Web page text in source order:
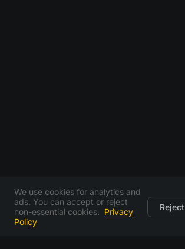
We use cookies for analytics and
ads. You can accept or reject
non-essential cookies. Privacy
Policy
Reject